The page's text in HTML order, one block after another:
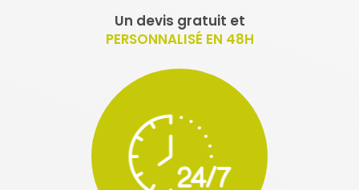
Un devis gratuit et
PERSONNALISÉ EN 48H